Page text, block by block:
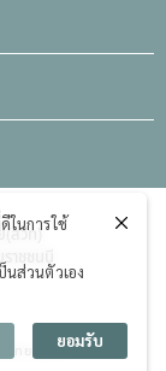
(สวท)
าชชนนี
ศไทย (สวท)
ในการใช้
นส่วนตัวเอง
ยอมรับ